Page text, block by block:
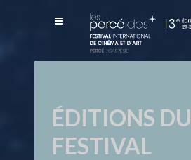
ÉDITIONS DU
FESTIVAL